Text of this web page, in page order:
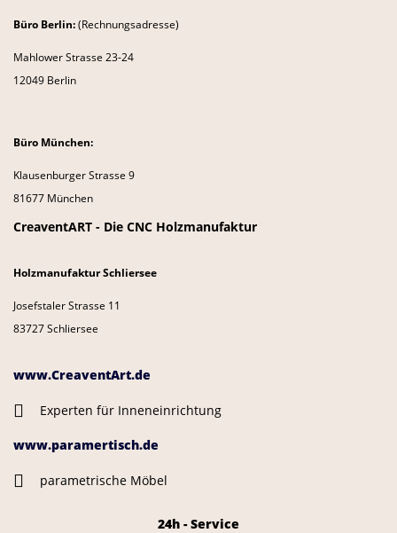
Büro Berlin:(Rechnungsadresse)
Mahlower Strasse 23-24
12049 Berlin
Büro München:
Klausenburger Strasse 9
81677 München
CreaventART - Die CNC Holzmanufaktur
Holzmanufaktur Schliersee
Josefstaler Strasse 11
83727 Schliersee
www.CreaventArt.de
Experten für Inneneinrichtung
www.paramertisch.de
parametrische Möbel
24h - Service